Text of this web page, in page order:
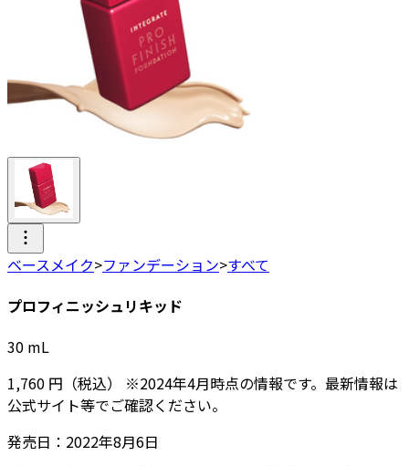
ベースメイク>ファンデーション>すべて
プロフィニッシュリキッド
30 mL
1,760 円 （税込） ※2024年4月時点の情報です。最新情報は
公式サイト等でご確認ください。
発売日： 2022年8月6日